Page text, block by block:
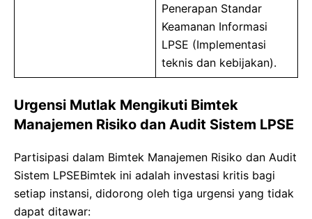
Penerapan Standar
Keamanan Informasi
LPSE (Implementasi
teknis dan kebijakan).
Urgensi Mutlak Mengikuti Bimtek
Manajemen Risiko dan Audit Sistem LPSE
Partisipasi dalam Bimtek Manajemen Risiko dan Audit
Sistem LPSEBimtek ini adalah investasi kritis bagi
setiap instansi, didorong oleh tiga urgensi yang tidak
dapat ditawar: